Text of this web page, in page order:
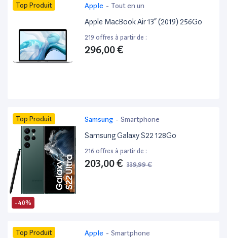
Top Produit Apple - Tout en un
Apple MacBook Air 13” (2019) 256Go
219 offres à partir de :
296,00 €
-40%
Top Produit Samsung - Smartphone
Samsung Galaxy S22 128Go
216 offres à partir de :
203,00 € 339,99 €
Top Produit Apple - Smartphone